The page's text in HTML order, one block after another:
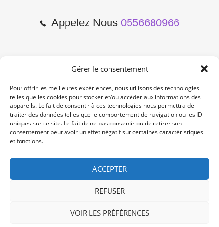
Gérer le consentement
Pour offrir les meilleures expériences, nous utilisons des technologies
telles que les cookies pour stocker et/ou accéder aux informations des
appareils. Le fait de consentir à ces technologies nous permettra de
traiter des données telles que le comportement de navigation ou les ID
uniques sur ce site. Le fait de ne pas consentir ou de retirer son
consentement peut avoir un effet négatif sur certaines caractéristiques
et fonctions.
ACCEPTER
REFUSER
VOIR LES PRÉFÉRENCES
Appelez Nous 0556680966
2 Cours de l'Yser 33800
Bordeaux
Lun-Samedi: 10:00 -19:00
Non Stop
/ /